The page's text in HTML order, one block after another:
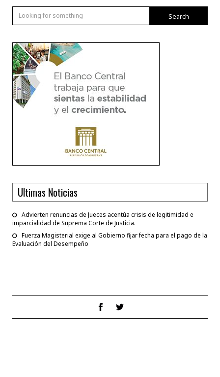
Search
Ultimas Noticias
Advierten renuncias de Jueces acentúa crisis de legitimidad e
imparcialidad de Suprema Corte de Justicia.
Fuerza Magisterial exige al Gobierno fijar fecha para el pago de la
Evaluación del Desempeño